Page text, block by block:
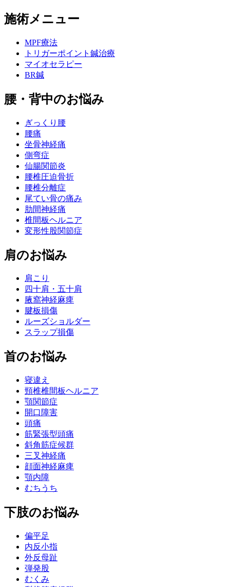
施術メニュー
MPF療法
トリガーポイント鍼治療
マイオセラピー
BR鍼
腰・背中のお悩み
ぎっくり腰
腰痛
坐骨神経痛
側弯症
仙腸関節炎
腰椎圧迫骨折
腰椎分離症
尾てい骨の痛み
肋間神経痛
椎間板ヘルニア
変形性股関節症
肩のお悩み
肩こり
四十肩・五十肩
腋窩神経麻痺
腱板損傷
ルーズショルダー
スラップ損傷
首のお悩み
寝違え
頸椎椎間板ヘルニア
顎関節症
開口障害
頭痛
筋緊張型頭痛
斜角筋症候群
三叉神経痛
顔面神経麻痺
顎内障
むちうち
下肢のお悩み
偏平足
内反小指
外反母趾
弾発股
むくみ